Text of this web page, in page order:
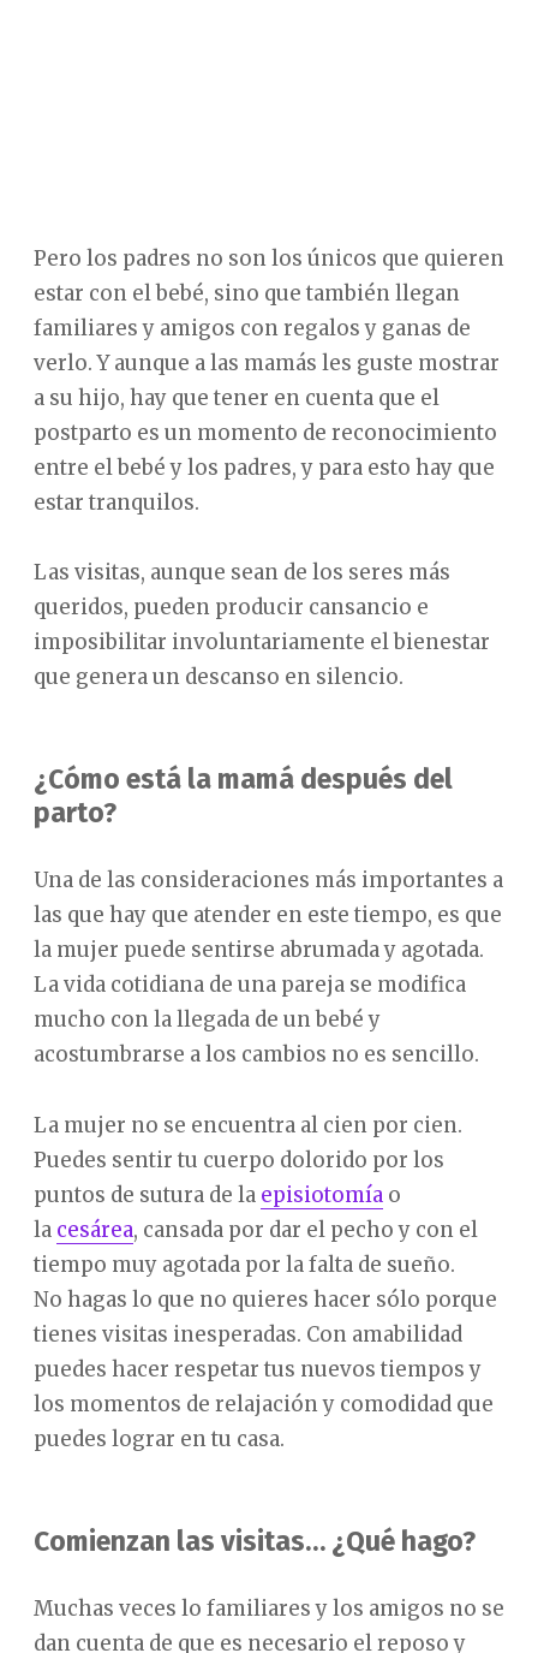
Pero los padres no son los únicos que quieren
estar con el bebé, sino que también llegan
familiares y amigos con regalos y ganas de
verlo. Y aunque a las mamás les guste mostrar
a su hijo, hay que tener en cuenta que el
postparto es un momento de reconocimiento
entre el bebé y los padres, y para esto hay que
estar tranquilos.
Las visitas, aunque sean de los seres más
queridos, pueden producir cansancio e
imposibilitar involuntariamente el bienestar
que genera un descanso en silencio.
¿Cómo está la mamá después del
parto?
Una de las consideraciones más importantes a
las que hay que atender en este tiempo, es que
la mujer puede sentirse abrumada y agotada.
La vida cotidiana de una pareja se modifica
mucho con la llegada de un bebé y
acostumbrarse a los cambios no es sencillo.
La mujer no se encuentra al cien por cien.
Puedes sentir tu cuerpo dolorido por los
puntos de sutura de la episiotomíao
la cesárea, cansada por dar el pecho y con el
tiempo muy agotada por la falta de sueño.
No hagas lo que no quieres hacer sólo porque
tienes visitas inesperadas. Con amabilidad
puedes hacer respetar tus nuevos tiempos y
los momentos de relajación y comodidad que
puedes lograr en tu casa.
Comienzan las visitas… ¿Qué hago?
Muchas veces lo familiares y los amigos no se
dan cuenta de que es necesario el reposo y